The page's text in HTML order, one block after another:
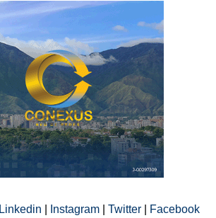
Linkedin Instagram Twitter Facebook